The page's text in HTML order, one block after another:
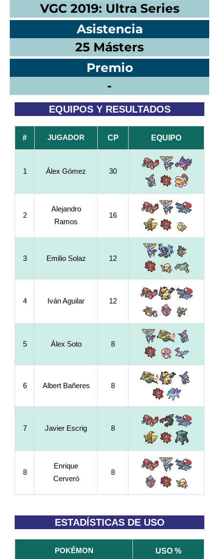
VGC 2019: Ultra Series
Asistencia
25 Másters
Premio
-
EQUIPOS Y RESULTADOS
# JUGADOR CP EQUIPO
1 Álex Gómez 30
2
Alejandro
Ramos
16
3 Emilio Solaz 12
4 Iván Aguilar 12
5 Álex Soto 8
6 Albert Bañeres 8
7 Javier Escrig 8
8
Enrique
Cerveró
8
ESTADÍSTICAS DE USO
POKÉMON USO %